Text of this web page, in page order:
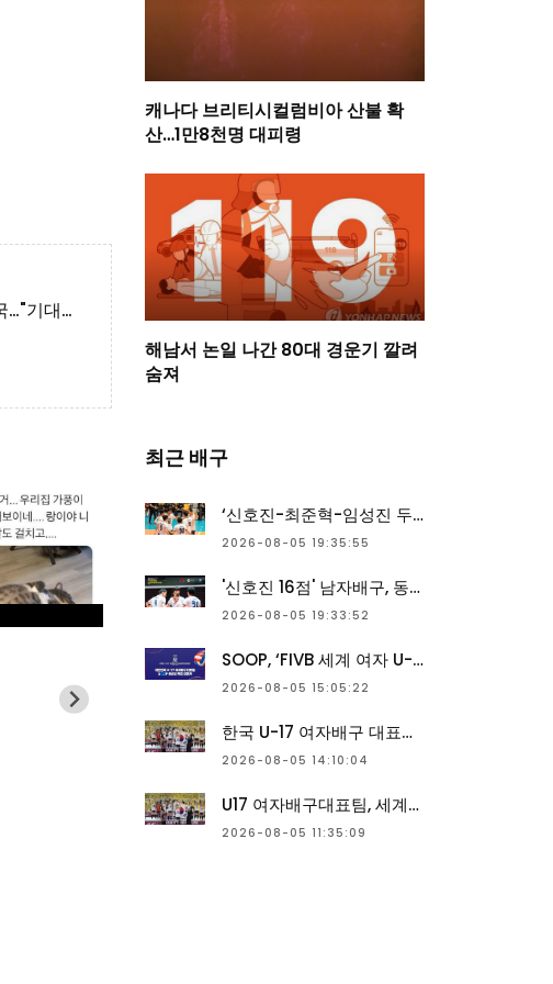
OK저축은행 디미트로프 입국…"기대치에 부응하는 활약하겠다"
캐나다 브리티시컬럼비아 산불 확
산…1만8천명 대피령
해남서 논일 나간 80대 경운기 깔려
숨져
최근 배구
‘신호진-최준혁-임성진 두 자릿수 득점 합작’ 男 배구 대표팀, 동아시아선수권 서전 승리로 장식…한일전서 3-1 승리
2026-08-05 19:35:55
'신호진 16점' 남자배구, 동아시아선수권서 일본 3-1 제압
2026-08-05 19:33:52
SOOP, ‘FIVB 세계 여자 U-17 배구선수권대회’ 한국 경기 온라인 독점 생중계
2026-08-05 15:05:22
한국 U-17 여자배구 대표팀, 세계대회 ‘4강’ 목표 출전
2026-08-05 14:10:04
U17 여자배구대표팀, 세계선수권 출격…유쾌한 반란 이어질까
2026-08-05 11:35:09